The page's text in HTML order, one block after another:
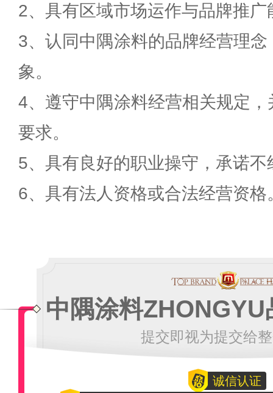
2、具有区域市场运作与品牌推广
3、认同中隅涂料的品牌经营理
象。
4、遵守中隅涂料经营相关规定
要求。
5、具有良好的职业操守，承诺
6、具有法人资格或合法经营资格
中隅涂料
提交即视为提交给
诚信认证